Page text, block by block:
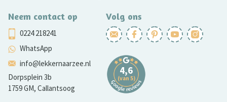
Neem contact op
0224 218241
WhatsApp
info@lekkernaarzee.nl
Dorpsplein 3b
1759 GM, Callantsoog
Volg ons